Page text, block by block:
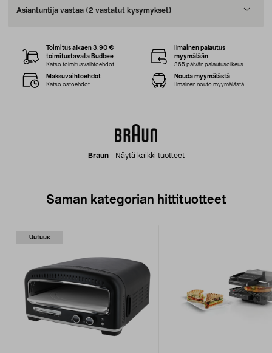
Asiantuntija vastaa (2 vastatut kysymykset)
Braun- Näytä kaikki tuotteet
Toimitus alkaen 3,90 €
toimitustavalla Budbee
Katso toimitusvaihtoehdot
Ilmainen palautus
myymälään
365 päivän palautusoikeus
Maksuvaihtoehdot
Katso ostoehdot
Nouda myymälästä
Ilmainen nouto myymälästä
Saman kategorian hittituotteet
Uutuus